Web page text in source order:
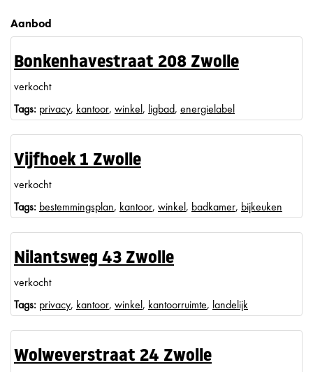
Aanbod
Bonkenhavestraat 208 Zwolle
verkocht
Tags: privacy, kantoor, winkel, ligbad, energielabel
Vijfhoek 1 Zwolle
verkocht
Tags: bestemmingsplan, kantoor, winkel, badkamer, bijkeuken
Nilantsweg 43 Zwolle
verkocht
Tags: privacy, kantoor, winkel, kantoorruimte, landelijk
Wolweverstraat 24 Zwolle